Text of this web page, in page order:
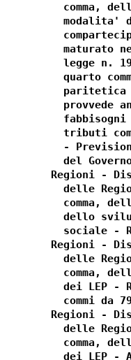
comma,
modalita'
maturato
legge n.
quarto
paritetica
provvede
fabbisogni
tributi
-
del
Regioni -
delle
comma,
dello
sociale -
Regioni -
delle
comma,
dei LEP -
commi da
Regioni -
delle
comma,
dei LEP -